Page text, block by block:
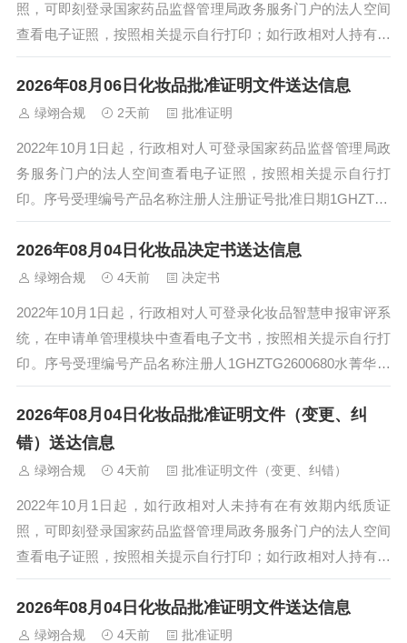
照，可即刻登录国家药品监督管理局政务服务门户的法人空间
查看电子证照，按照相关提示自行打印；如行政相对人持有在
有效期内纸质证照，交还纸质注册证后...
2026年08月06日化妆品批准证明文件送达信息
绿翊合规 2天前 批准证明
2022年10月1日起，行政相对人可登录国家药品监督管理局政
务服务门户的法人空间查看电子证照，按照相关提示自行打
印。序号受理编号产品名称注册人注册证号批准日期1GHZTX2
601589瑞芬美白祛斑素颜...
2026年08月04日化妆品决定书送达信息
绿翊合规 4天前 决定书
2022年10月1日起，行政相对人可登录化妆品智慧申报审评系
统，在申请单管理模块中查看电子文书，按照相关提示自行打
印。序号受理编号产品名称注册人1GHZTG2600680水菁华美
白祛斑霜广州市伊亿莉化...
2026年08月04日化妆品批准证明文件（变更、纠
错）送达信息
绿翊合规 4天前 批准证明文件（变更、纠错）
2022年10月1日起，如行政相对人未持有在有效期内纸质证
照，可即刻登录国家药品监督管理局政务服务门户的法人空间
查看电子证照，按照相关提示自行打印；如行政相对人持有在
有效期内纸质证照，交还纸质注册证后...
2026年08月04日化妆品批准证明文件送达信息
绿翊合规 4天前 批准证明